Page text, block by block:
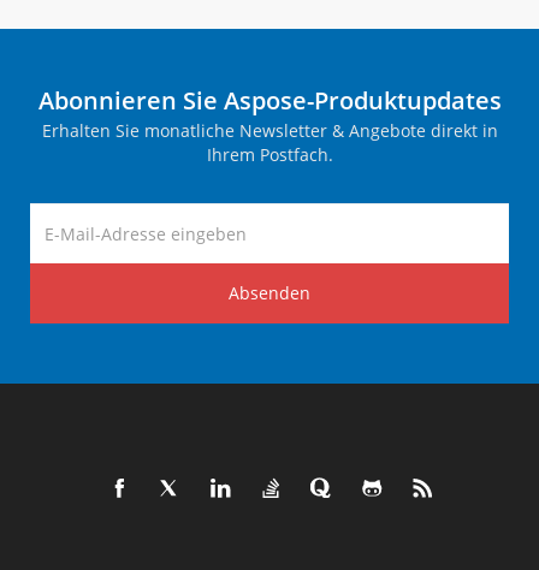
Abonnieren Sie Aspose-Produktupdates
Erhalten Sie monatliche Newsletter & Angebote direkt in
Ihrem Postfach.
Absenden